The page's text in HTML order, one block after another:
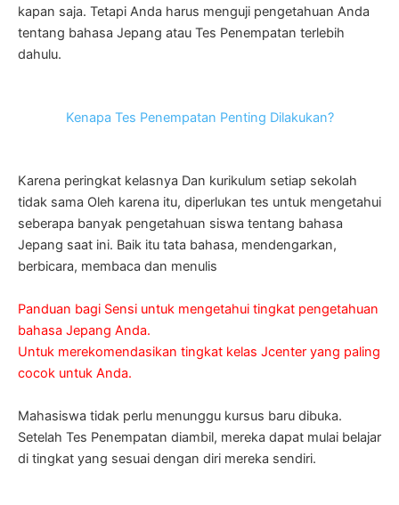
kapan saja. Tetapi Anda harus menguji pengetahuan Anda
tentang bahasa Jepang atau Tes Penempatan terlebih
dahulu.
Kenapa Tes Penempatan Penting Dilakukan?
Karena peringkat kelasnya Dan kurikulum setiap sekolah
tidak sama Oleh karena itu, diperlukan tes untuk mengetahui
seberapa banyak pengetahuan siswa tentang bahasa
Jepang saat ini. Baik itu tata bahasa, mendengarkan,
berbicara, membaca dan menulis
Panduan bagi Sensi untuk mengetahui tingkat pengetahuan
bahasa Jepang Anda.
Untuk merekomendasikan tingkat kelas Jcenter yang paling
cocok untuk Anda.
Mahasiswa tidak perlu menunggu kursus baru dibuka.
Setelah Tes Penempatan diambil, mereka dapat mulai belajar
di tingkat yang sesuai dengan diri mereka sendiri.